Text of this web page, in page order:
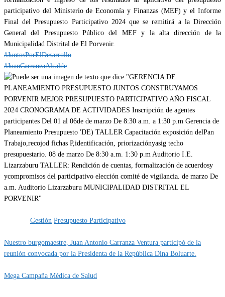
participativo del Ministerio de Economía y Finanzas (MEF) y el Informe
Final del Presupuesto Participativo 2024 que se remitirá a la Dirección
General del Presupuesto Público del MEF y la alta dirección de la
Municipalidad Distrital de El Porvenir.
#JuntosPorElDesarrollo
#JuanCarranzaAlcalde
Gestión Presupuesto Participativo
Nuestro burgomaestre, Juan Antonio Carranza Ventura participó de la
reunión convocada por la Presidenta de la República Dina Boluarte.
Mega Campaña Médica de Salud